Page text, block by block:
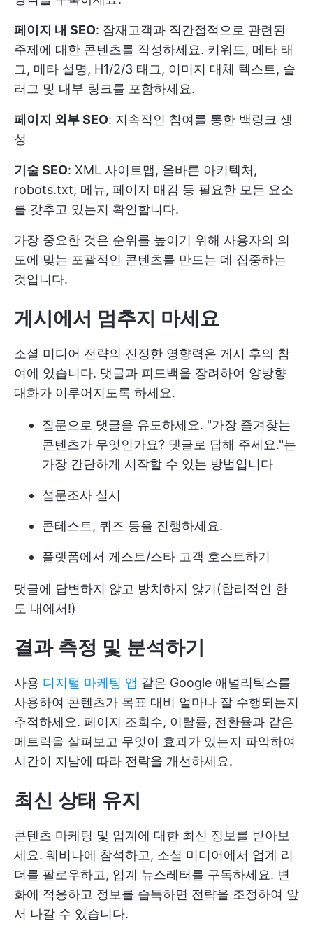
페이지 내 SEO: 잠재고객과 직간접적으로 관련된
주제에 대한 콘텐츠를 작성하세요. 키워드, 메타 태
그, 메타 설명, H1/2/3 태그, 이미지 대체 텍스트, 슬
러그 및 내부 링크를 포함하세요.
페이지 외부 SEO: 지속적인 참여를 통한 백링크 생
성
기술 SEO: XML 사이트맵, 올바른 아키텍처,
robots.txt, 메뉴, 페이지 매김 등 필요한 모든 요소
를 갖추고 있는지 확인합니다.
가장 중요한 것은 순위를 높이기 위해 사용자의 의
도에 맞는 포괄적인 콘텐츠를 만드는 데 집중하는
것입니다.
게시에서 멈추지 마세요
소셜 미디어 전략의 진정한 영향력은 게시 후의 참
여에 있습니다. 댓글과 피드백을 장려하여 양방향
대화가 이루어지도록 하세요.
질문으로 댓글을 유도하세요. "가장 즐겨찾는
콘텐츠가 무엇인가요? 댓글로 답해 주세요."는
가장 간단하게 시작할 수 있는 방법입니다
설문조사 실시
콘테스트, 퀴즈 등을 진행하세요.
플랫폼에서 게스트/스타 고객 호스트하기
댓글에 답변하지 않고 방치하지 않기(합리적인 한
도 내에서!)
결과 측정 및 분석하기
사용 디지털 마케팅 앱 같은 Google 애널리틱스를
사용하여 콘텐츠가 목표 대비 얼마나 잘 수행되는지
추적하세요. 페이지 조회수, 이탈률, 전환율과 같은
메트릭을 살펴보고 무엇이 효과가 있는지 파악하여
시간이 지남에 따라 전략을 개선하세요.
최신 상태 유지
콘텐츠 마케팅 및 업계에 대한 최신 정보를 받아보
세요. 웨비나에 참석하고, 소셜 미디어에서 업계 리
더를 팔로우하고, 업계 뉴스레터를 구독하세요. 변
화에 적응하고 정보를 습득하면 전략을 조정하여 앞
서 나갈 수 있습니다.